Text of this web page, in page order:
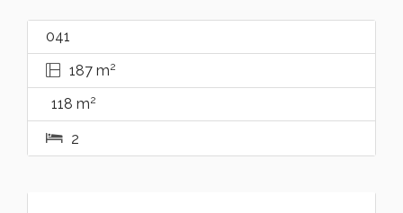
041
187 m2
118 m2
2